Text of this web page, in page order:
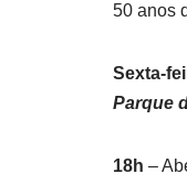
50 anos
Sexta-
Parque
18h –